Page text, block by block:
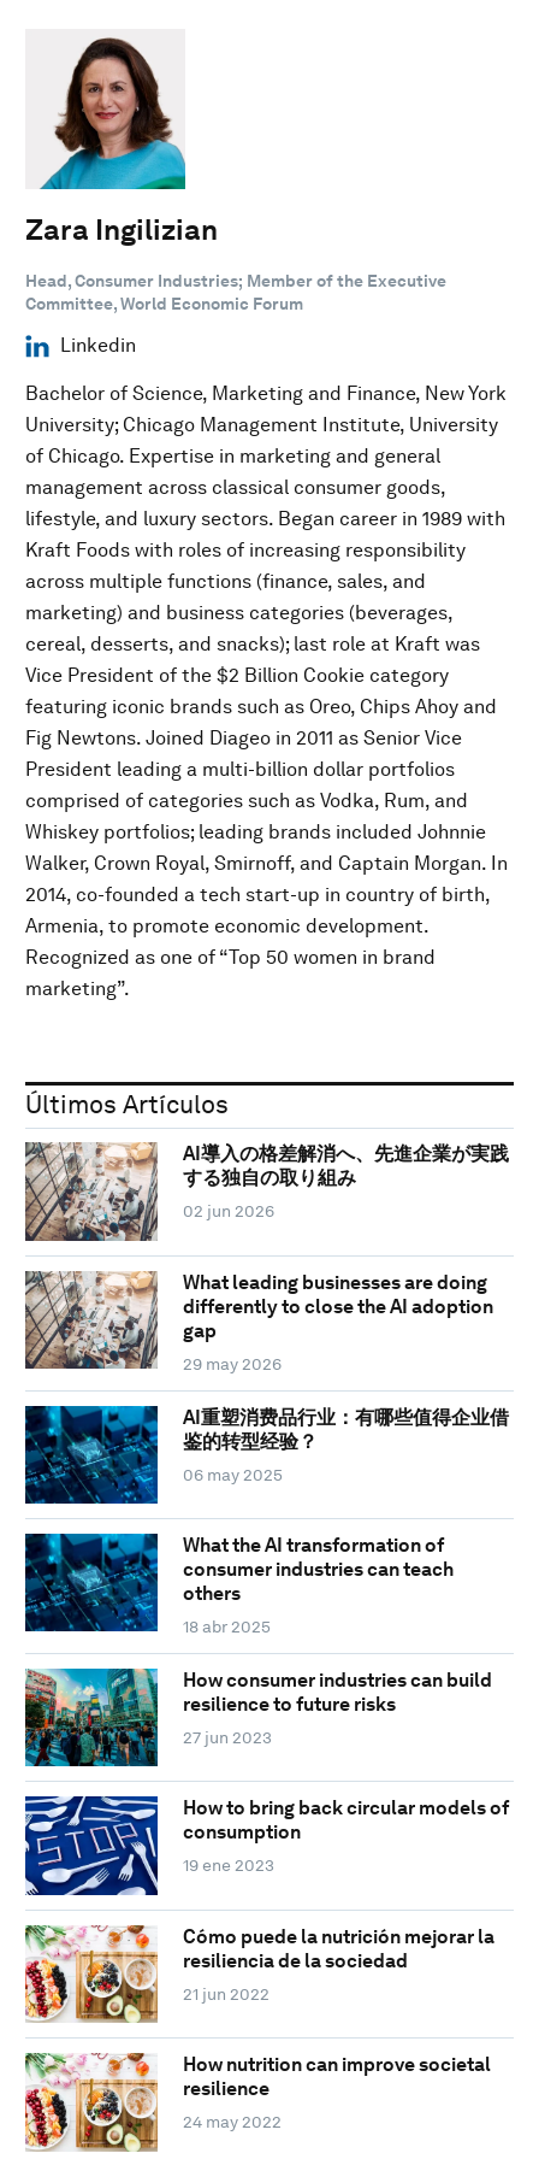
Zara Ingilizian
Head, Consumer Industries; Member of the Executive
Committee, World Economic Forum
Linkedin
Bachelor of Science, Marketing and Finance, New York
University; Chicago Management Institute, University
of Chicago. Expertise in marketing and general
management across classical consumer goods,
lifestyle, and luxury sectors. Began career in 1989 with
Kraft Foods with roles of increasing responsibility
across multiple functions (finance, sales, and
marketing) and business categories (beverages,
cereal, desserts, and snacks); last role at Kraft was
Vice President of the $2 Billion Cookie category
featuring iconic brands such as Oreo, Chips Ahoy and
Fig Newtons. Joined Diageo in 2011 as Senior Vice
President leading a multi-billion dollar portfolios
comprised of categories such as Vodka, Rum, and
Whiskey portfolios; leading brands included Johnnie
Walker, Crown Royal, Smirnoff, and Captain Morgan. In
2014, co-founded a tech start-up in country of birth,
Armenia, to promote economic development.
Recognized as one of “Top 50 women in brand
marketing”.
Últimos Artículos
AI導入の格差解消へ、先進企業が実践
する独自の取り組み
02 jun 2026
What leading businesses are doing
differently to close the AI adoption
gap
29 may 2026
AI重塑消费品行业：有哪些值得企业借
鉴的转型经验？
06 may 2025
What the AI transformation of
consumer industries can teach
others
18 abr 2025
How consumer industries can build
resilience to future risks
27 jun 2023
How to bring back circular models of
consumption
19 ene 2023
Cómo puede la nutrición mejorar la
resiliencia de la sociedad
21 jun 2022
How nutrition can improve societal
resilience
24 may 2022